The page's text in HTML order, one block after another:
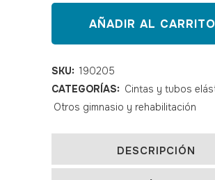
para
ejercitar
manos
quantity
AÑADIR AL CARRITO
SKU: 190205
CATEGORÍAS: Cintas y tubos
Otros gimnasio y rehabilitación
DESCRIPCIÓN